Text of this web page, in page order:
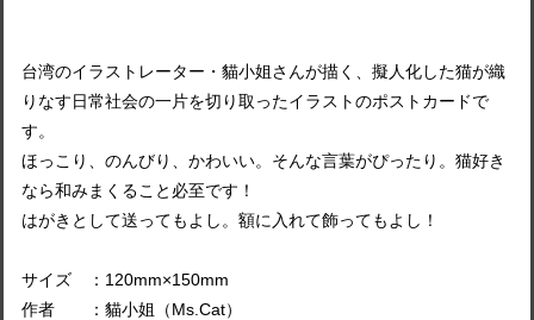
台湾のイラストレーター・貓小姐さんが描く、擬人化した猫が織
りなす日常社会の一片を切り取ったイラストのポストカードで
す。
ほっこり、のんびり、かわいい。そんな言葉がぴったり。猫好き
なら和みまくること必至です！
はがきとして送ってもよし。額に入れて飾ってもよし！
サイズ ：120mm×150mm
作者 ：貓小姐（Ms.Cat）